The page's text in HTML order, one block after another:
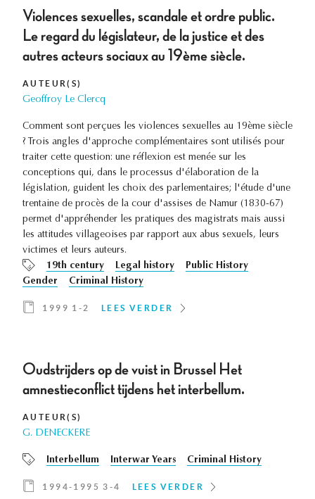
Violences sexuelles, scandale et ordre public.
Le regard du législateur, de la justice et des
autres acteurs sociaux au 19ème siècle.
AUTEUR(S)
Geoffroy Le Clercq
Comment sont perçues les violences sexuelles au 19ème siècle
? Trois angles d'approche complémentaires sont utilisés pour
traiter cette question: une réflexion est menée sur les
conceptions qui, dans le processus d'élaboration de la
législation, guident les choix des parlementaires; l'étude d'une
trentaine de procès de la cour d'assises de Namur (1830-67)
permet d'appréhender les pratiques des magistrats mais aussi
les attitudes villageoises par rapport aux abus sexuels, leurs
victimes et leurs auteurs.
19th century
Legal history
Public History
Gender
Criminal History
1999 1-2 LEES VERDER
Oudstrijders op de vuist in Brussel Het
amnestieconflict tijdens het interbellum.
AUTEUR(S)
G. DENECKERE
Interbellum Interwar Years Criminal History
1994-1995 3-4 LEES VERDER